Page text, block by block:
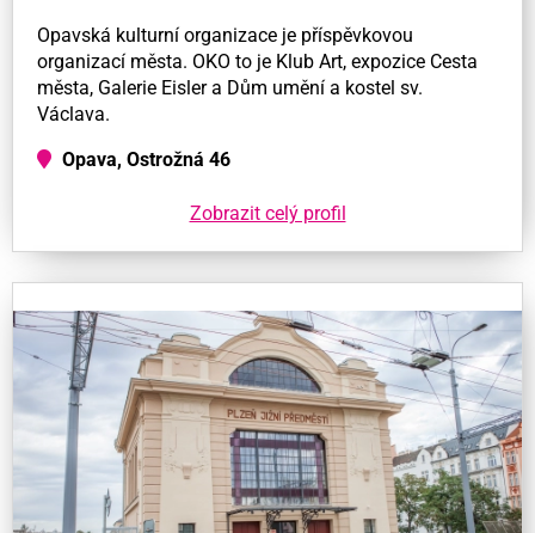
Opavská kulturní organizace je příspěvkovou
organizací města. OKO to je Klub Art, expozice Cesta
města, Galerie Eisler a Dům umění a kostel sv.
Václava.
Opava, Ostrožná 46
Zobrazit celý profil